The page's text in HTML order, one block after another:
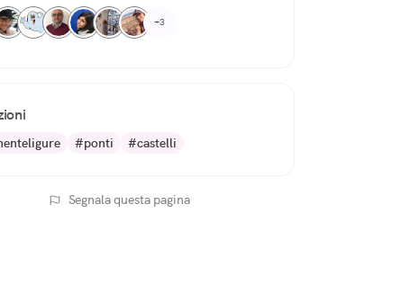
+3
#ponti #castelli
Segnala questa pagina